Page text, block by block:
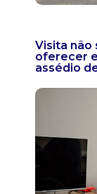
Visita não
oferecer
assédio